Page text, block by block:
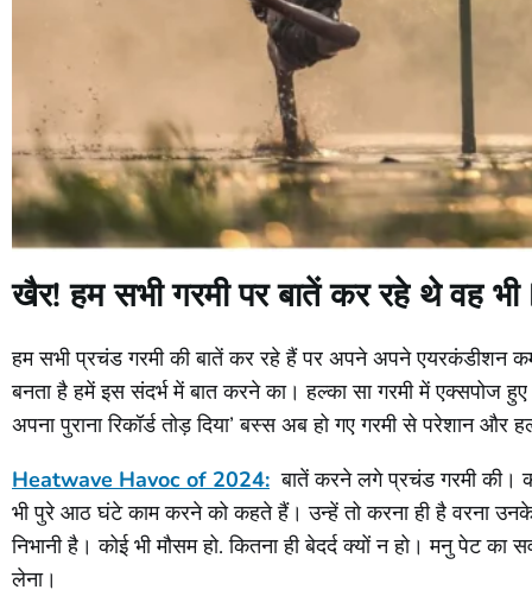
खैर! हम सभी गरमी पर बातें कर रहे थे वह
हम सभी प्रचंड गरमी की बातें कर रहे हैं पर अपने अपने
बनता है हमें इस संदर्भ में बात करने का। हल्का सा गरमी में एक्सपोज
अपना पुराना रिकॉर्ड तोड़ दिया’ बस्स अब हो गए गरमी से परेशान और
Heatwave Havoc of 2024: बातें करने लगे प्रचंड गरमी की।
भी पुरे आठ घंटे काम करने को कहते हैं। उन्हें तो करना ही है वरना उनके
निभानी है। कोई भी मौसम हो. कितना ही बेदर्द क्यों न हो। मनु पेट
लेना।